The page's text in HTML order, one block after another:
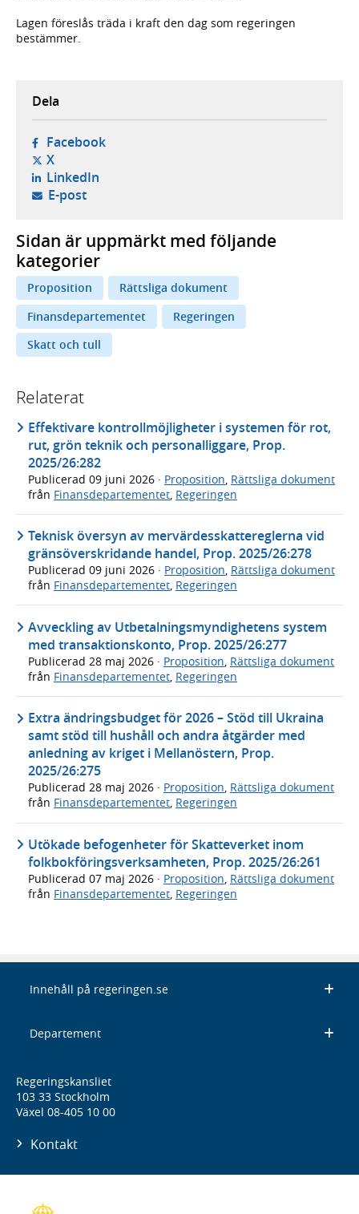
Lagen föreslås träda i kraft den dag som regeringen
bestämmer.
Dela
Facebook- öppnas i ny flik, extern webbplats,
X- öppnas i ny flik, extern webbplats,
LinkedIn- öppnas i ny flik, extern webbplats,
E-post- öppnar din e-postklient,
Sidan är uppmärkt med följande
kategorier
Proposition
Rättsliga dokument
Finansdepartementet
Regeringen
Skatt och tull
Relaterat
Effektivare kontrollmöjligheter i systemen för rot,
rut, grön teknik och personalliggare, Prop.
2025/26:282
Publicerad 09 juni 2026 · Proposition Rättsliga dokument
från Finansdepartementet Regeringen
Teknisk översyn av mervärdesskattereglerna vid
gränsöverskridande handel, Prop. 2025/26:278
Publicerad 09 juni 2026 · Proposition, Rättsliga dokument
från Finansdepartementet, Regeringen
Avveckling av Utbetalningsmyndighetens system
med transaktionskonto, Prop. 2025/26:277
Publicerad 28 maj 2026 · Proposition, Rättsliga dokument
från Finansdepartementet, Regeringen
Extra ändringsbudget för 2026 – Stöd till Ukraina
samt stöd till hushåll och andra åtgärder med
anledning av kriget i Mellanöstern, Prop.
2025/26:275
Publicerad 28 maj 2026 · Proposition, Rättsliga dokument
från Finansdepartementet, Regeringen
Utökade befogenheter för Skatteverket inom
folkbokföringsverksamheten, Prop. 2025/26:261
Publicerad 07 maj 2026 · Proposition, Rättsliga dokument
från Finansdepartementet, Regeringen
Innehåll på regeringen.se
Departement
Regeringskansliet
103 33 Stockholm
Växel 08-405 10 00
Kontakt